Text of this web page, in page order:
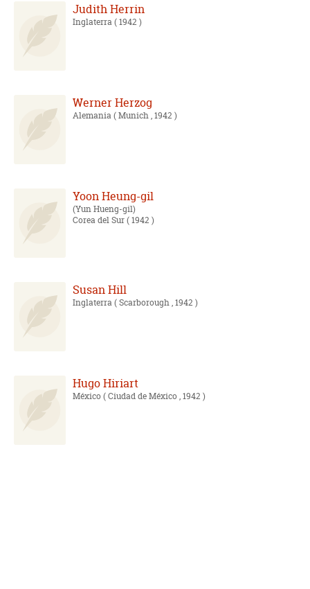
Judith Herrin
Inglaterra( 1942 )
Werner Herzog
Alemania( Munich , 1942 )
Yoon Heung-gil
Yun Hueng-gil
Corea del Sur( 1942 )
Susan Hill
Inglaterra( Scarborough , 1942 )
Hugo Hiriart
México( Ciudad de México , 1942 )